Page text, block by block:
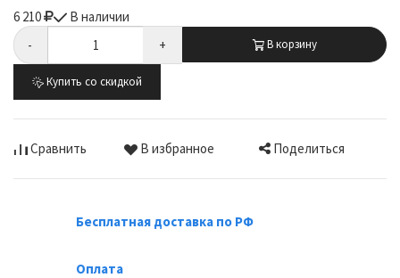
6 210
В наличии
-
+ В корзину
Купить со скидкой
Сравнить В избранное Поделиться
Бесплатная доставка по РФ
Оплата